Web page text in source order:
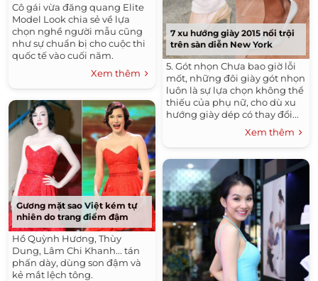
Cô gái vừa đăng quang Elite
Model Look chia sẻ về lựa
chọn nghề người mẫu cũng
như sự chuẩn bị cho cuộc thi
quốc tế vào cuối năm.
Xem thêm
Gương mặt sao Việt kém tự
nhiên do trang điểm đậm
Hồ Quỳnh Hương, Thùy
Dung, Lâm Chi Khanh... tán
phấn dày, dùng son đậm và
kẻ mắt lệch tông.
7 xu hướng giày 2015 nổi trội
trên sàn diễn New York
5. Gót nhọn Chưa bao giờ lỗi
mốt, những đôi giày gót nhọn
luôn là sự lựa chọn không thể
thiếu của phụ nữ, cho dù xu
hướng giày dép có thay đổi...
Xem thêm